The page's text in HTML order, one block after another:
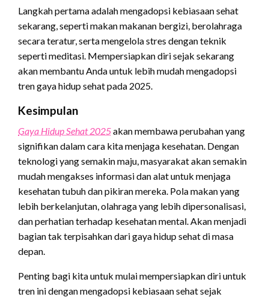
Langkah pertama adalah mengadopsi kebiasaan sehat
sekarang, seperti makan makanan bergizi, berolahraga
secara teratur, serta mengelola stres dengan teknik
seperti meditasi. Mempersiapkan diri sejak sekarang
akan membantu Anda untuk lebih mudah mengadopsi
tren gaya hidup sehat pada 2025.
Kesimpulan
Gaya Hidup Sehat 2025akan membawa perubahan yang
signifikan dalam cara kita menjaga kesehatan. Dengan
teknologi yang semakin maju, masyarakat akan semakin
mudah mengakses informasi dan alat untuk menjaga
kesehatan tubuh dan pikiran mereka. Pola makan yang
lebih berkelanjutan, olahraga yang lebih dipersonalisasi,
dan perhatian terhadap kesehatan mental. Akan menjadi
bagian tak terpisahkan dari gaya hidup sehat di masa
depan.
Penting bagi kita untuk mulai mempersiapkan diri untuk
tren ini dengan mengadopsi kebiasaan sehat sejak